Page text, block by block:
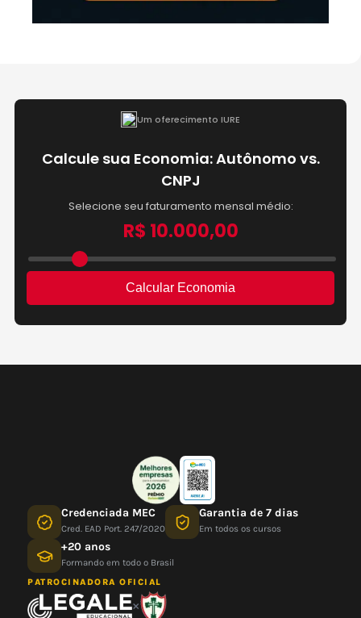
Credenciada MEC
Cred. EAD Port. 247/2020
Garantia de 7 dias
Em todos os cursos
+20 anos
Formando em todo o Brasil
PATROCINADORA OFICIAL
×